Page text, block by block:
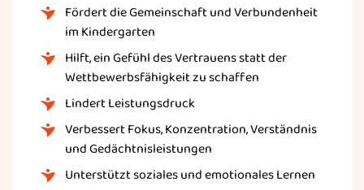
Fördert die Gemeinschaft und Verbundenheit
im Kindergarten
Hilft, ein Gefühl des Vertrauens statt der
Wettbewerbsfähigkeit zu schaffen
Lindert Leistungsdruck
Verbessert Fokus, Konzentration, Verständnis
und Gedächtnisleistungen
Unterstützt soziales und emotionales Lernen